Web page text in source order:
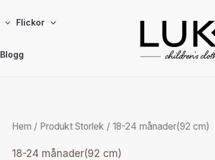
Flickor
Blogg
Hem / Produkt Storlek / 18-24 månader(92 cm)
18-24 månader(92 cm)